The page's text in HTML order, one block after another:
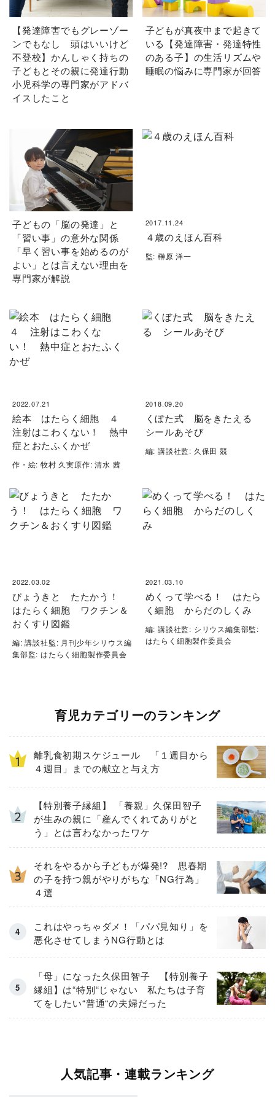
【発達障害でもグレーゾー
ンでもなし 頭はいいけど
不登校】かんしゃく持ちの
子どもとその親に発達行動
小児科学の専門家がアドバ
イスしたこと
子どもが真夜中まで起きて
いる【発達障害・発達特性
のある子】の生活リズムや
睡眠の悩みに専門家が回答
子どもの「脳の発達」と
「習い事」の意外な関係
「早く習い事を始めるのが
よい」とは言えない理由を
専門家が解説
2017.11.24
４歳のえほん百科
監: 榊原 洋一
2022.07.21
絵本 はたらく細胞 ４
注射はこわくない！ 熱中
症とおたふくかぜ
作・絵: 牧村 久実原作: 清水 茜
2018.09.20
くぼた式 脳をきたえる
シールあそび
編: 講談社監: 久保田 競
2022.03.02
びょうきと たたかう！
はたらく細胞 ワクチン＆
おくすり図鑑
編: 講談社監: 月刊少年シリウス編
集部監: はたらく細胞製作委員会
2021.03.10
めくって学べる！ はたら
く細胞 からだのしくみ
編: 講談社監: シリウス編集部監:
はたらく細胞製作委員会
育児カテゴリーのランキング
離乳食初期スケジュール 「１週目から
４週目」までの献立と与え方
【特別養子縁組】 「養親」久保田智子
が生みの親に「産んでくれてありがと
う」とは言わなかったワケ
それをやるから子どもが爆発!? 思春期
の子を持つ親がやりがちな「NG行為」
４選
これはやっちゃダメ！「パパ見知り」を
悪化させてしまうNG行動とは
「母」になった久保田智子 【特別養子
縁組】は“特別“じゃない 私たちは子育
てをしたい“普通“の夫婦だった
人気記事・連載ランキング